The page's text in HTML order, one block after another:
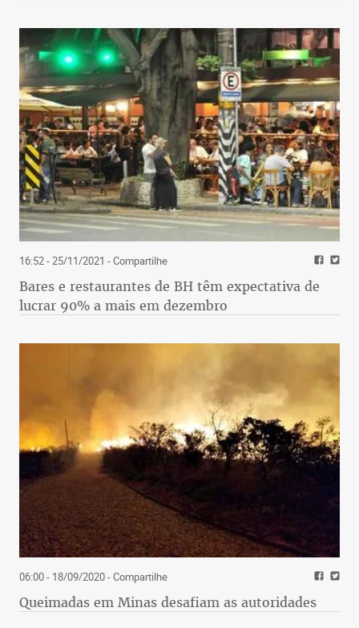
16:52 - 25/11/2021 - Compartilhe
Bares e restaurantes de BH têm expectativa de
lucrar 90% a mais em dezembro
06:00 - 18/09/2020- Compartilhe
Queimadas em Minas desafiam as autoridades